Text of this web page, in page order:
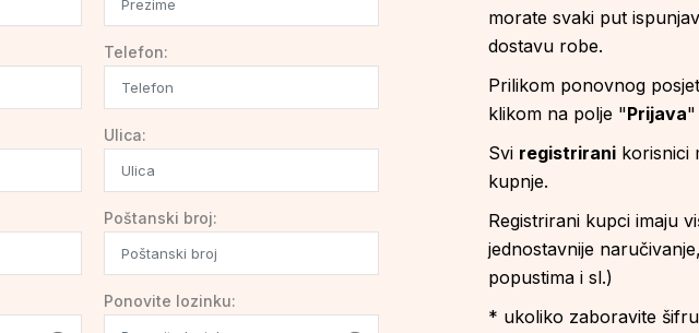
Telefon:
Ulica:
Poštanski broj:
Ponovite lozinku:
morate svaki put
dostavu robe.
Prilikom ponovnog
klikom na polje "Prijava"
Svi registrirani korisnici
kupnje.
Registrirani kupci imaju
jednostavnije
popustima i sl.)
* ukoliko zaboravite